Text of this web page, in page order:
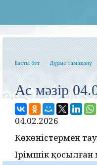
Басты бет Дұрыс тамақтану
Ас мәзір
04.02.2026
Көкөністермен
Ірімшік қосылған